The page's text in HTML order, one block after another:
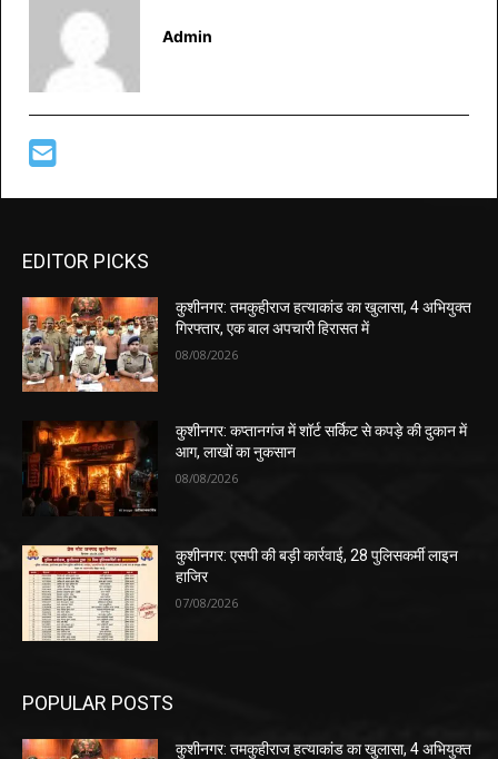
Admin
EDITOR PICKS
कुशीनगर: तमकुहीराज हत्याकांड का खुलासा, 4 अभियुक्त
गिरफ्तार, एक बाल अपचारी हिरासत में
08/08/2026
कुशीनगर: कप्तानगंज में शॉर्ट सर्किट से कपड़े की दुकान में
आग, लाखों का नुकसान
08/08/2026
कुशीनगर: एसपी की बड़ी कार्रवाई, 28 पुलिसकर्मी लाइन
हाजिर
07/08/2026
POPULAR POSTS
कुशीनगर: तमकुहीराज हत्याकांड का खुलासा, 4 अभियुक्त